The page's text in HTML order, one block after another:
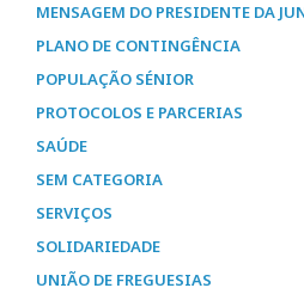
MENSAGEM DO PRESIDENTE DA
PLANO DE CONTINGÊNCIA
POPULAÇÃO SÉNIOR
PROTOCOLOS E PARCERIAS
SAÚDE
SEM CATEGORIA
SERVIÇOS
SOLIDARIEDADE
UNIÃO DE FREGUESIAS